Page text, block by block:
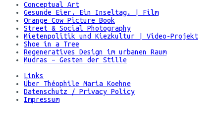
Conceptual Art
Gesunde Eier. Ein Inseltag. | Film
Orange Cow Picture Book
Street & Social Photography
Mietenpolitik und Kiezkultur | Video-Projekt
Shoe in a Tree
Regeneratives Design im urbanen Raum
Mudras – Gesten der Stille
Links
Über Théophile Maria Koehne
Datenschutz / Privacy Policy
Impressum